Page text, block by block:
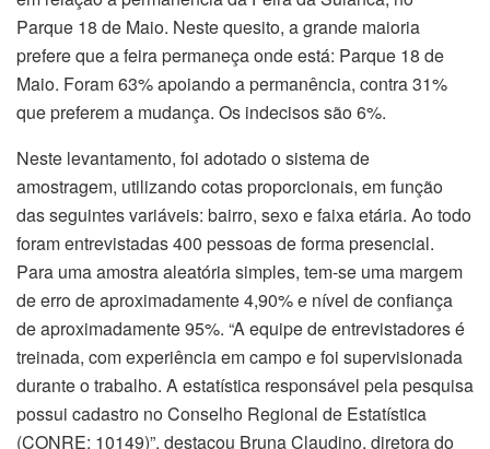
Parque 18 de Maio. Neste quesito, a grande maioria
prefere que a feira permaneça onde está: Parque 18 de
Maio. Foram 63% apoiando a permanência, contra 31%
que preferem a mudança. Os indecisos são 6%.
Neste levantamento, foi adotado o sistema de
amostragem, utilizando cotas proporcionais, em função
das seguintes variáveis: bairro, sexo e faixa etária. Ao todo
foram entrevistadas 400 pessoas de forma presencial.
Para uma amostra aleatória simples, tem-se uma margem
de erro de aproximadamente 4,90% e nível de confiança
de aproximadamente 95%. “A equipe de entrevistadores é
treinada, com experiência em campo e foi supervisionada
durante o trabalho. A estatística responsável pela pesquisa
possui cadastro no Conselho Regional de Estatística
(CONRE: 10149)”, destacou Bruna Claudino, diretora do